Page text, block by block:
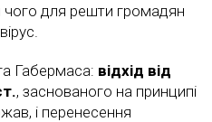
чого для решти громадян
Габермаса: відхід від
, заснованого на принципі
і перенесення